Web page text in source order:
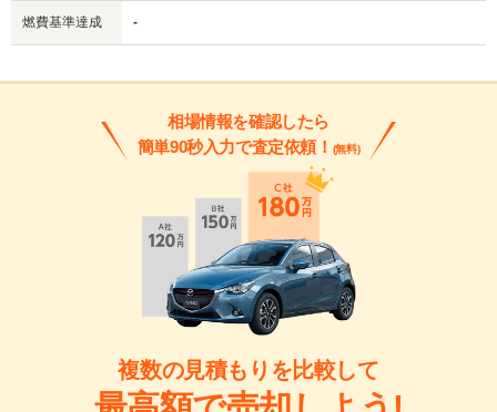
燃費基準達成 -
相場情報を確認したら
簡単90秒入力で査定依頼！ (無料)
複数の見積もりを比較して